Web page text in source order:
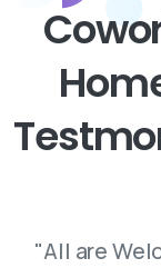
Cowo
Hom
Testmo
"All are